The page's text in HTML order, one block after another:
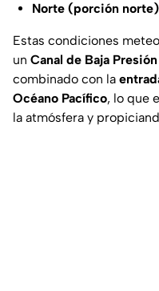
Norte (porción norte)
Estas condiciones
un Canal de Baja Presión
combinado con la
Océano Pacífico, lo que
la atmósfera y